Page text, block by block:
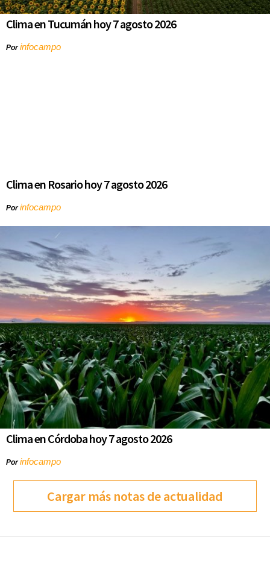
Clima en Tucumán hoy 7 agosto 2026
Porinfocampo
Clima en Rosario hoy 7 agosto 2026
Porinfocampo
Clima en Córdoba hoy 7 agosto 2026
Porinfocampo
Cargar más notas de actualidad